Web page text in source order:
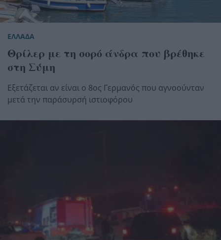
ΕΛΛΑΔΑ
Θρίλερ με τη σορό άνδρα που βρέθηκε
στη Σύμη
Εξετάζεται αν είναι ο 8ος Γερμανός που αγνοούνταν
μετά την παράσυρσή ιστιοφόρου